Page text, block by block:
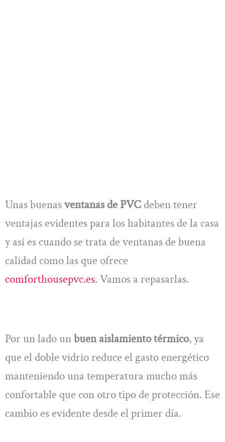
Unas buenasventanas de PVC deben tener
ventajas evidentes para los habitantes de la casa
y así es cuando se trata de ventanas de buena
calidad como las que ofrece
comforthousepvc.es. Vamos a repasarlas.
Por un lado unbuen aislamiento térmico, ya
que el doble vidrio reduce el gasto energético
manteniendo una temperatura mucho más
confortable que con otro tipo de protección. Ese
cambio es evidente desde el primer día.